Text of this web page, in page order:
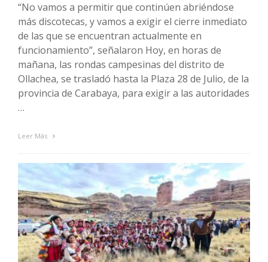
“No vamos a permitir que continúen abriéndose
más discotecas, y vamos a exigir el cierre inmediato
de las que se encuentran actualmente en
funcionamiento”, señalaron Hoy, en horas de
mañana, las rondas campesinas del distrito de
Ollachea, se trasladó hasta la Plaza 28 de Julio, de la
provincia de Carabaya, para exigir a las autoridades
…
Leer Más